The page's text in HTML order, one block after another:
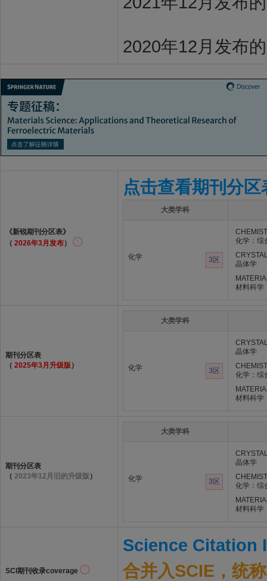
2020年12月发布
《新锐期刊分区表》
（ 2026年3月发布）
点击查看期刊分区
大类学科
化学 3区
化学：综
晶体学
材料科学
期刊分区表
（ 2025年3月升级版 ）
大类学科
化学 3区
晶体学
化学：综
材料科学
期刊分区表
（ 2023年12月旧的升级版 ）
大类学科
化学 3区
晶体学
化学：综
材料科学
SCI期刊收录coverage
Science Citation
合并入SCIE，统